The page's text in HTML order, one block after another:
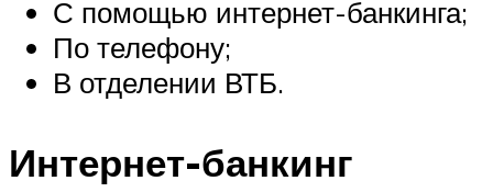
С помощью интернет-банкинга;
По телефону;
В отделении ВТБ.
Интернет-банкинг